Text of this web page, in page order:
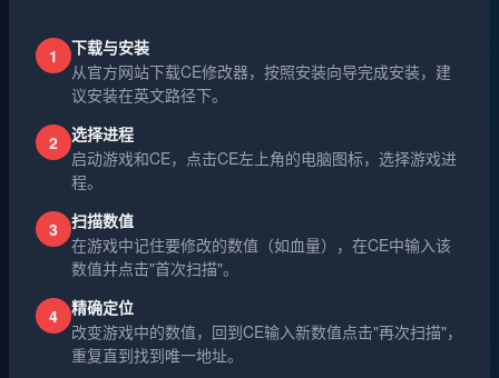
1
下载与安装
从官方网站下载CE修改器，按照安装向导完成安装，建
议安装在英文路径下。
2 选择进程
启动游戏和CE，点击CE左上角的电脑图标，选择游戏进
程。
3
扫描数值
在游戏中记住要修改的数值（如血量），在CE中输入该
数值并点击"首次扫描"。
4 精确定位
改变游戏中的数值，回到CE输入新数值点击"再次扫描"，
重复直到找到唯一地址。